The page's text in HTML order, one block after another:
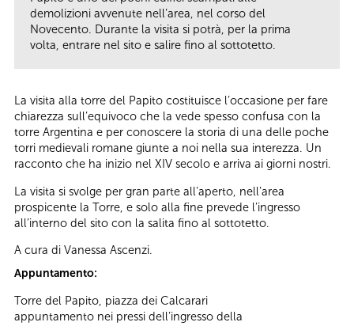
demolizioni avvenute nell’area, nel corso del
Novecento. Durante la visita si potrà, per la prima
volta, entrare nel sito e salire fino al sottotetto.
La visita alla torre del Papito costituisce l’occasione per fare
chiarezza sull’equivoco che la vede spesso confusa con la
torre Argentina e per conoscere la storia di una delle poche
torri medievali romane giunte a noi nella sua interezza. Un
racconto che ha inizio nel XIV secolo e arriva ai giorni nostri.
La visita si svolge per gran parte all’aperto, nell’area
prospicente la Torre, e solo alla fine prevede l’ingresso
all’interno del sito con la salita fino al sottotetto.
A cura di Vanessa Ascenzi.
Appuntamento:
Torre del Papito, piazza dei Calcarari
appuntamento nei pressi dell’ingresso della